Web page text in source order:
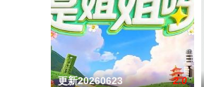
更新20260623 2.0